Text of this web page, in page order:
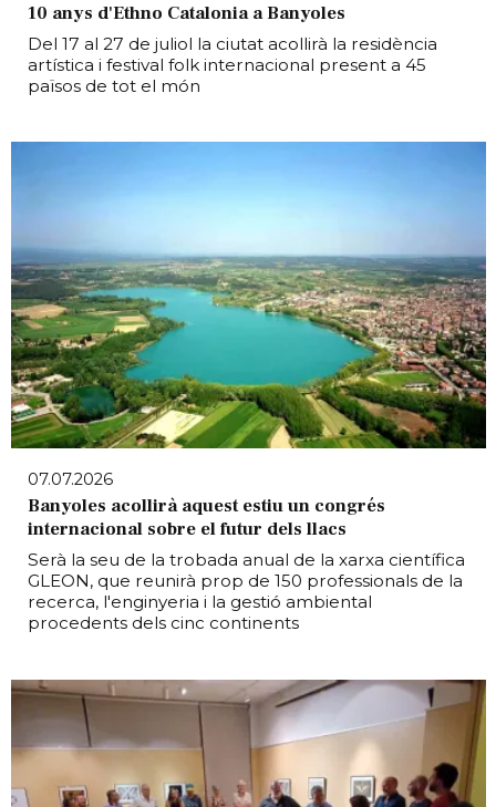
10 anys d'Ethno Catalonia a Banyoles
Del 17 al 27 de juliol la ciutat acollirà la residència
artística i festival folk internacional present a 45
països de tot el món
07.07.2026
Banyoles acollirà aquest estiu un congrés
internacional sobre el futur dels llacs
Serà la seu de la trobada anual de la xarxa científica
GLEON, que reunirà prop de 150 professionals de la
recerca, l'enginyeria i la gestió ambiental
procedents dels cinc continents